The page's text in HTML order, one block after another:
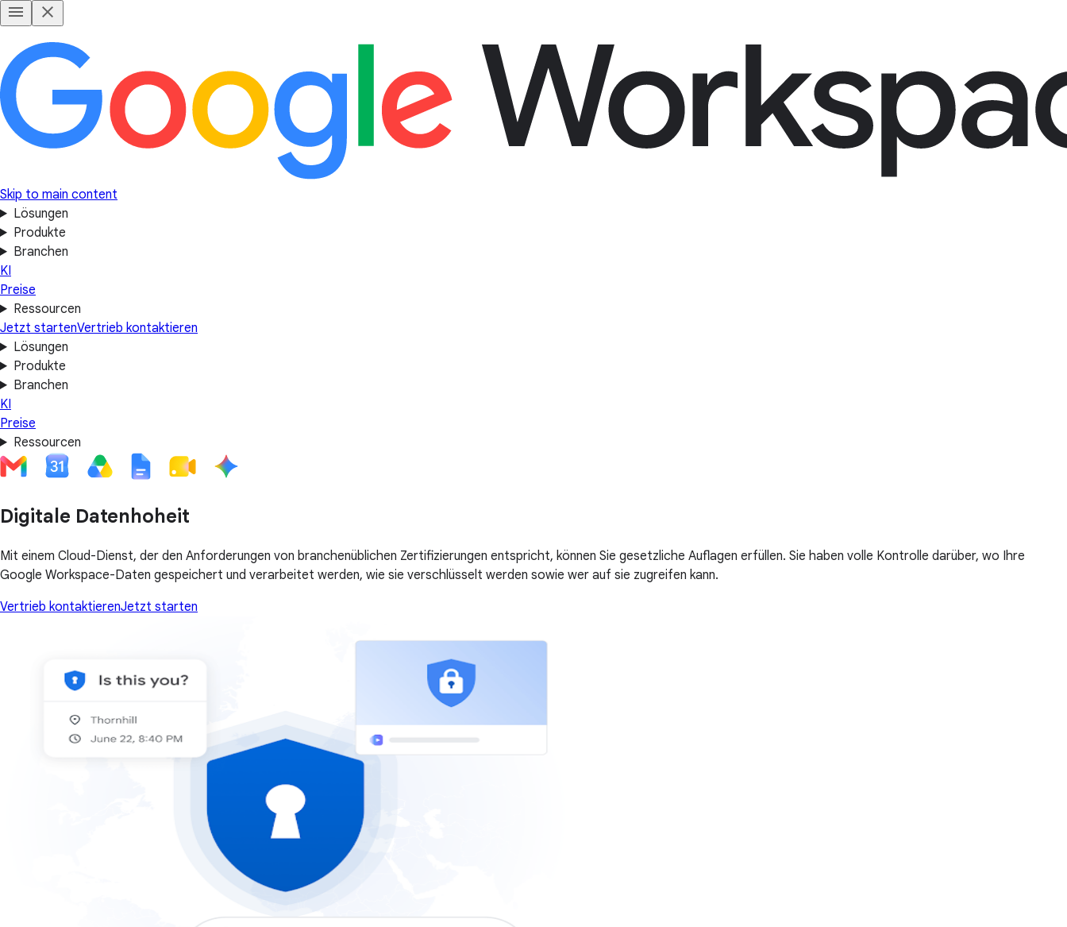
Skip to main content
Lösungen
Produkte
Branchen
KI
Preise
Ressourcen
Jetzt startenVertrieb kontaktieren
Lösungen
Produkte
Branchen
KI
Preise
Ressourcen
Digitale Datenhoheit
Mit einem Cloud-Dienst, der den Anforderungen von branchenüblichen Zertifizierungen entspricht, können Sie gesetzliche Auflagen erfüllen. Sie haben volle Kontrolle darüber, wo Ihre
Google Workspace-Daten gespeichert und verarbeitet werden, wie sie verschlüsselt werden sowie wer auf sie zugreifen kann.
Vertrieb kontaktierenJetzt starten